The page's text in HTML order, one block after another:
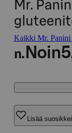
Mr.
Kaikki Mr. Panini
n. Noin
Lisää